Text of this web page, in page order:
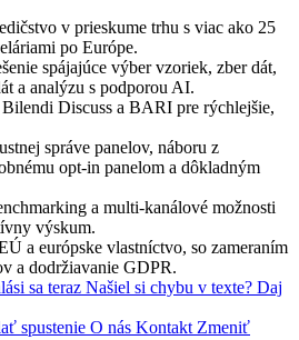
v prieskume trhu s viac ako 25
po Európe.
spájajúce výber vzoriek, zber dát,
a analýzu s podporou AI.
Discuss a BARI pre rýchlejšie,
správe panelov, náboru z
opt-in panelom a dôkladným
a multi-kanálové možnosti
výskum.
a európske vlastníctvo, so zameraním
a dodržiavanie GDPR.
sa teraz Našiel si chybu v texte? Daj
spustenie O nás Kontakt Zmeniť